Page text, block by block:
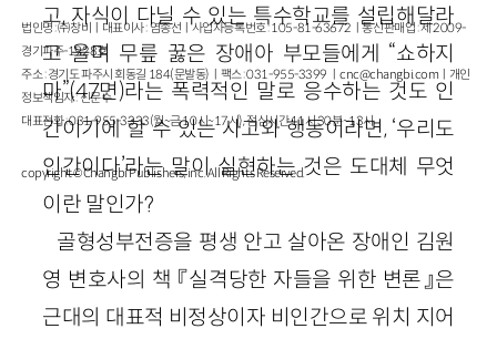
고, 자식이 다닐 수 있는 특수학교를 설립해달라
고 울며 무릎 꿇은 장애아 부모들에게 “쇼하지
마”(47면)라는 폭력적인 말로 응수하는 것도 인
간이기에 할 수 있는 사고와 행동이라면, ‘우리도
인간이다’라는 말이 실현하는 것은 도대체 무엇
이란 말인가?
골형성부전증을 평생 안고 살아온 장애인 김원
영 변호사의 책 『실격당한 자들을 위한 변론』은
근대의 대표적 비정상이자 비인간으로 위치 지어
법인명 : ㈜창비ㅣ대표이사 : 염종선ㅣ사업자등록번호 : 105-81-63672ㅣ통신판매업 : 제 2009-
경기파주-1928호
주소 : 경기도 파주시 회동길 184(문발동)ㅣ팩스 : 031-955-3399 ㅣcnc@changbi.com ㅣ개인
정보책임자 : 신문수
대표전화 : 031-955-3333(월~금 10시~17시), 점심시간 11시 30분~13시
copyright © Changbi Publishers, inc. All Rights Reserved.